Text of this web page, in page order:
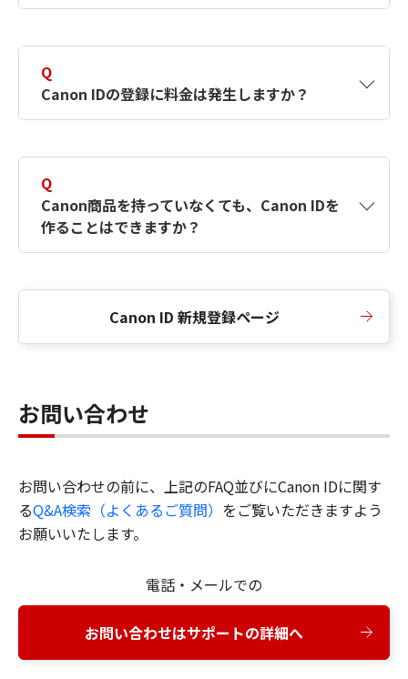
択したサービスから取得します。アカウントを
簡単に作成できるように、この情報を使用して
Canon IDの登録フォームを入力します。
Q
Canon IDの登録に料金は発生しますか？
Q
Canon商品を持っていなくても、Canon IDを
作ることはできますか？
Canon ID 新規登録ページ
お問い合わせ
お問い合わせの前に、上記のFAQ並びにCanon IDに関す
るQ&A検索（よくあるご質問） をご覧いただきますよう
お願いいたします。
電話・メールでの
お問い合わせはサポートの詳細へ